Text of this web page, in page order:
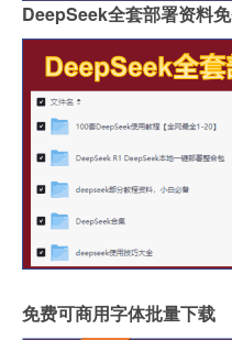
DeepSeek全套部署资料
免费可商用字体批量下载